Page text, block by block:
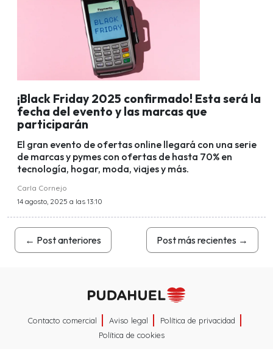
¡Black Friday 2025 confirmado! Esta será la
fecha del evento y las marcas que
participarán
El gran evento de ofertas online llegará con una serie
de marcas y pymes con ofertas de hasta 70% en
tecnología, hogar, moda, viajes y más.
Carla Cornejo
14 agosto, 2025 a las 13:10
← Post anteriores Post más recientes →
Contacto comercial Aviso legal
Política de privacidad
Política de cookies